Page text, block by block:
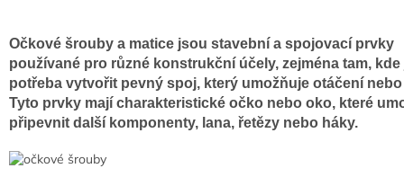
Očkové šrouby a matice jsou stavební a spojovací prvky
používané pro různé konstrukční účely, zejména tam, kde
potřeba vytvořit pevný spoj, který umožňuje otáčení
Tyto prvky mají charakteristické očko nebo oko, které
připevnit další komponenty, lana, řetězy nebo háky.